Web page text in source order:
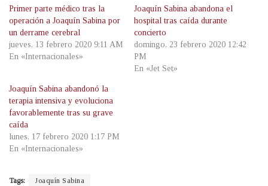
Primer parte médico tras la
operación a Joaquín Sabina por
un derrame cerebral
jueves, 13 febrero 2020 9:11 AM
En «Internacionales»
Joaquín Sabina abandona el
hospital tras caída durante
concierto
domingo, 23 febrero 2020 12:42
PM
En «Jet Set»
Joaquín Sabina abandonó la
terapia intensiva y evoluciona
favorablemente tras su grave
caída
lunes, 17 febrero 2020 1:17 PM
En «Internacionales»
Tags: Joaquín Sabina